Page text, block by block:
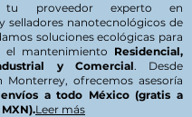
proveedor experto en
selladores nanotecnológicos de
soluciones ecológicas para
mantenimiento Residencial,
y Comercial. Desde
Monterrey, ofrecemos asesoría
envíos a todo México (gratis a
Leer más